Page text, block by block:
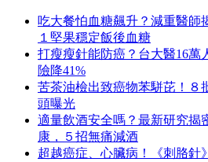
吃大餐怕血糖飆升？減重醫師
１堅果穩定飯後血糖
打瘦瘦針能防癌？台大醫16萬
險降41%
苦茶油檢出致癌物苯駢芘！８
頭曝光
適量飲酒安全嗎？最新研究揭
康，５招無痛減酒
超越癌症、心臟病！《刺胳針